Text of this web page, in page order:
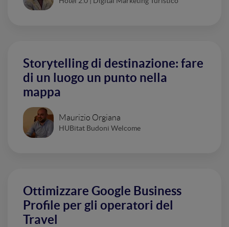
Storytelling di destinazione: fare
di un luogo un punto nella
mappa
Maurizio Orgiana
HUBitat Budoni Welcome
Ottimizzare Google Business
Profile per gli operatori del
Travel